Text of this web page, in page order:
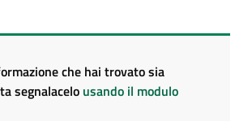
che hai trovato sia
segnalacelo usando il modulo